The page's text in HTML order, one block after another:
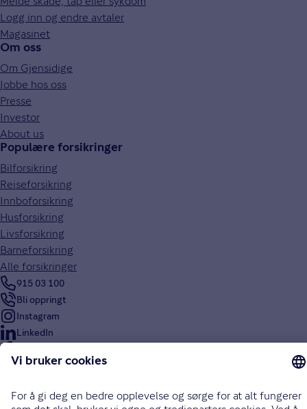
Logg inn og endre avtaler
Magasinet
Om oss
Om Gjensidige
Jobbe hos oss
Presse
Investor
About us
Populære forsikringer
Bilforsikring
Reiseforsikring
Innboforsikring
Husforsikring
Livsforsikring
Barneforsikring
Alle forsikringer
915 03 100
Bli oppringt
Instagram
LinkedIn
Informasjonskapsler (cookies)